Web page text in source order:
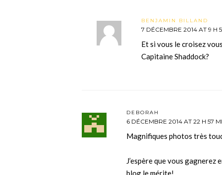
BENJAMIN BILLAND
7 DÉCEMBRE 2014 AT 9 H
Et si vous le croisez
Capitaine Shaddock?
DEBORAH
6 DÉCEMBRE 2014 AT 22 H 57
Magnifiques photos très
J’espère que vous
blog le mérite!